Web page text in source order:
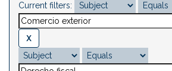
Current filters: